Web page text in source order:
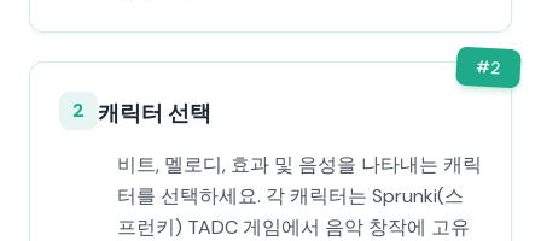
#2
2 캐릭터 선택
비트, 멜로디, 효과 및 음성을 나타내는 캐릭
터를 선택하세요. 각 캐릭터는 Sprunki(스
프런키) TADC 게임에서 음악 창작에 고유